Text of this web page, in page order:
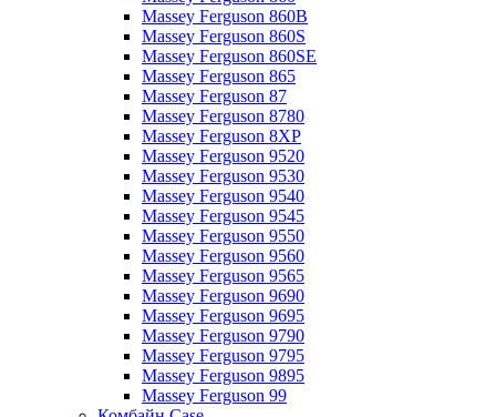
Massey Ferguson 860B
Massey Ferguson 860S
Massey Ferguson 860SE
Massey Ferguson 865
Massey Ferguson 87
Massey Ferguson 8780
Massey Ferguson 8XP
Massey Ferguson 9520
Massey Ferguson 9530
Massey Ferguson 9540
Massey Ferguson 9545
Massey Ferguson 9550
Massey Ferguson 9560
Massey Ferguson 9565
Massey Ferguson 9690
Massey Ferguson 9695
Massey Ferguson 9790
Massey Ferguson 9795
Massey Ferguson 9895
Massey Ferguson 99